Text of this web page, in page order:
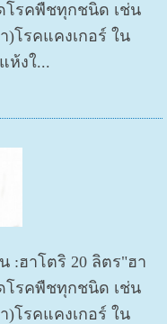
รคพืชทุกชนิด เช่น
)โรคแคงเกอร์ ใน
ห้งใ...
:ฮาโตริ 20 ลิตร"ฮา
รคพืชทุกชนิด เช่น
)โรคแคงเกอร์ ใน